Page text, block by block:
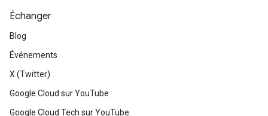
Échanger
Blog
Événements
X (Twitter)
Google Cloud sur YouTube
Google Cloud Tech sur YouTube